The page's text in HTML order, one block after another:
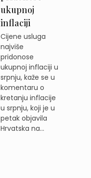
ukupnoj
inflaciji
Cijene usluga
najviše
pridonose
ukupnoj inflaciji u
srpnju, kaže se u
komentaru o
kretanju inflacije
u srpnju, koji je u
petak objavila
Hrvatska na...